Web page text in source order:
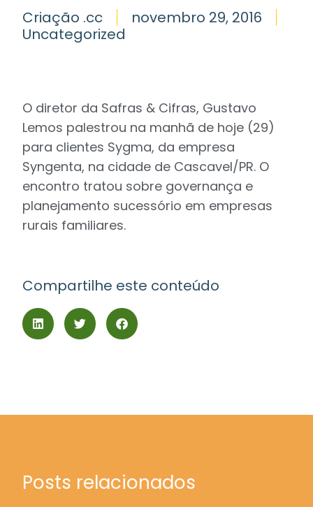
Criação .cc
novembro 29, 2016
Uncategorized
O diretor da Safras & Cifras, Gustavo
Lemos palestrou na manhã de hoje (29)
para clientes Sygma, da empresa
Syngenta, na cidade de Cascavel/PR. O
encontro tratou sobre governança e
planejamento sucessório em empresas
rurais familiares.
Compartilhe este conteúdo
Posts relacionados